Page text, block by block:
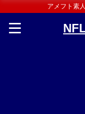
アメフト素